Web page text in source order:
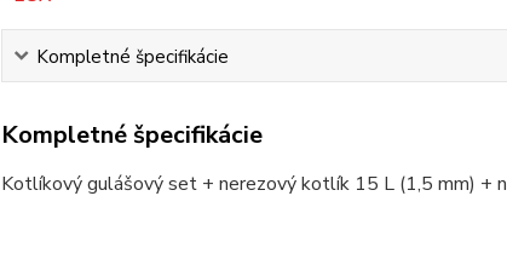
Kompletné špecifikácie
Kompletné špecifikácie
Kotlíkový gulášový set + nerezový kotlík 15 L (1,5 mm) +